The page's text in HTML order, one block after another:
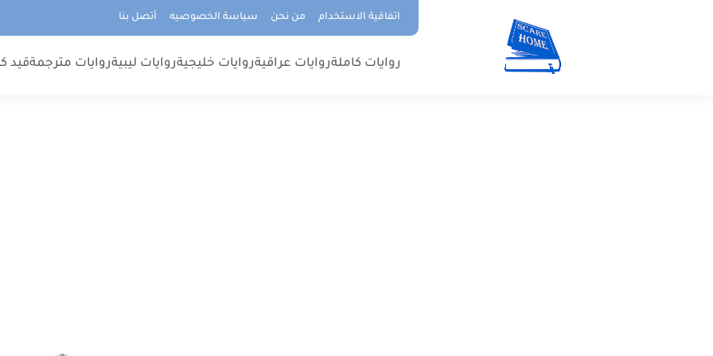
اتفاقية الاستخدام من نحن سياسة الخصوصيه أتصل بنا
روايات كاملةروايات عراقيةروايات خليجيةروايات ليبيةروايات مترجمةقيد